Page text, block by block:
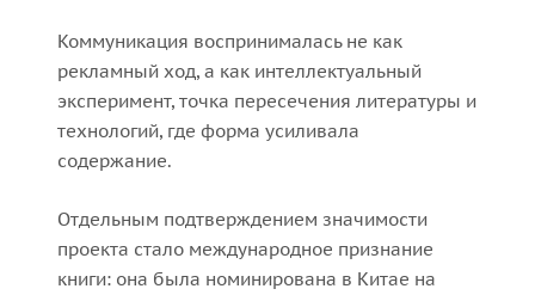
Коммуникация воспринималась не как
рекламный ход, а как интеллектуальный
эксперимент, точка пересечения литературы и
технологий, где форма усиливала
содержание.
Отдельным подтверждением значимости
проекта стало международное признание
книги: она была номинирована в Китае на